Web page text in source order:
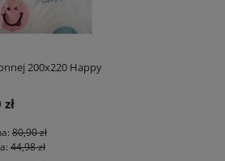
200x220 Happy
80,90 zł
44,98 zł